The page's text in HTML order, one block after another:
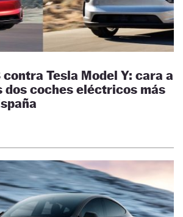
contra Tesla Model Y: cara a
dos coches eléctricos más